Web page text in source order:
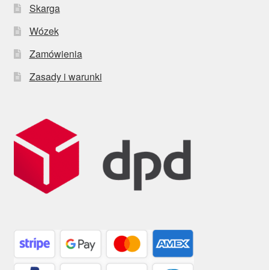
Skarga
Wózek
Zamówienia
Zasady i warunki